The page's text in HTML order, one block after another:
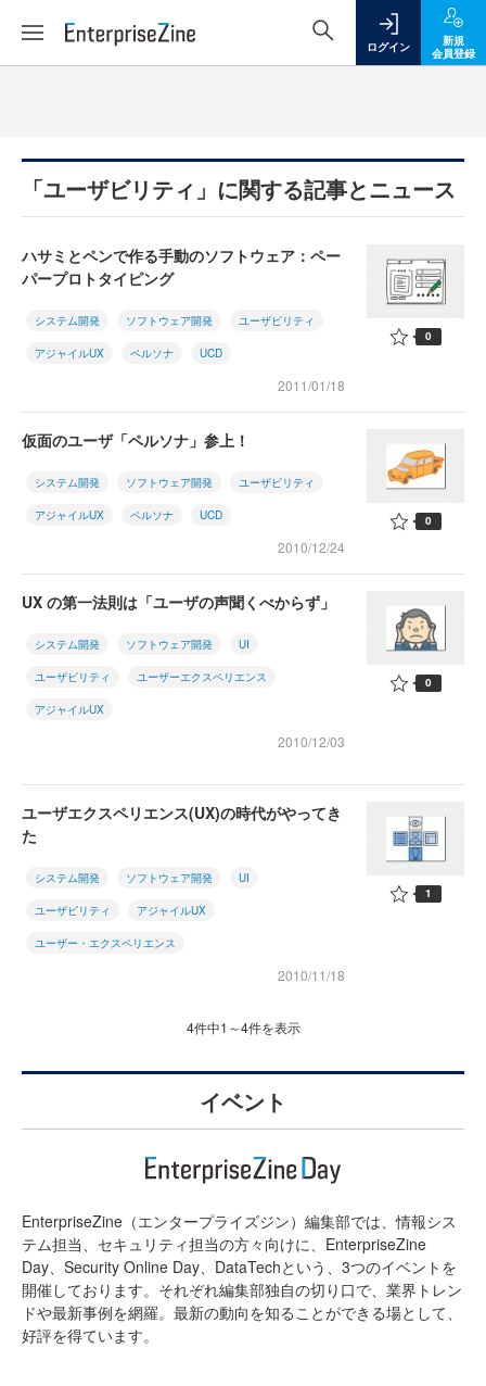
ログイン
新規
会員登録
「ユーザビリティ」に関する記事とニュース
ハサミとペンで作る手動のソフトウェア：ペー
パープロトタイピング
システム開発 ソフトウェア開発 ユーザビリティ
アジャイルUX ペルソナ UCD
2011/01/18
0
仮面のユーザ「ペルソナ」参上！
システム開発 ソフトウェア開発 ユーザビリティ
アジャイルUX ペルソナ UCD
2010/12/24
0
UX の第一法則は「ユーザの声聞くべからず」
システム開発 ソフトウェア開発 UI
ユーザビリティ ユーザーエクスペリエンス
アジャイルUX
2010/12/03
0
ユーザエクスペリエンス(UX)の時代がやってき
た
システム開発 ソフトウェア開発 UI
ユーザビリティ アジャイルUX
ユーザー・エクスペリエンス
2010/11/18
1
4件中1～4件を表示
イベント
EnterpriseZine（エンタープライズジン）編集部では、情報シス
テム担当、セキュリティ担当の方々向けに、EnterpriseZine
Day、Security Online Day、DataTechという、3つのイベントを
開催しております。それぞれ編集部独自の切り口で、業界トレン
ドや最新事例を網羅。最新の動向を知ることができる場として、
好評を得ています。